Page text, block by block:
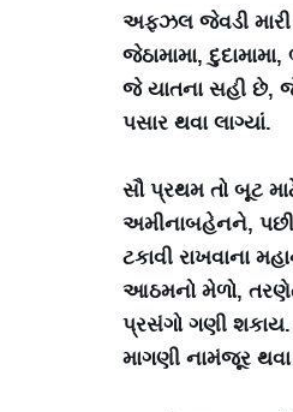
અફઝલ જેવડી મારી
જેઠામામા,
જે યાતના સહી છે,
પસાર થવા લાગ્યાં.
સૌ પ્રથમ તો બૂટ
અમીનાબહેનને, પછી
ટકાવી રાખવાના
આઠમનો મેળો,
પ્રસંગો ગણી શકાય.
માગણી નામંજૂર થવા